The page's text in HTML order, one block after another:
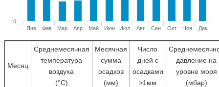
Янв Фев Мар Апр Май Июн Июл Авг Сен Окт Ноя Дек
0
Месяц
Среднемесячная
температура
воздуха
(°С)
Месячная
сумма
осадков
(мм)
Число
дней с
осадками
>1мм
давление на
уровне моря
(мбар)